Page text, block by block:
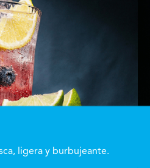
ligera y burbujeante.